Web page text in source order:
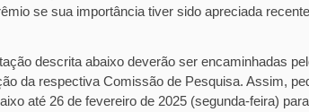
se sua importância tiver sido apreciada
descrita abaixo deverão ser encaminhadas
da respectiva Comissão de Pesquisa. Assim,
até 26 de fevereiro de 2025 (segunda-feira)